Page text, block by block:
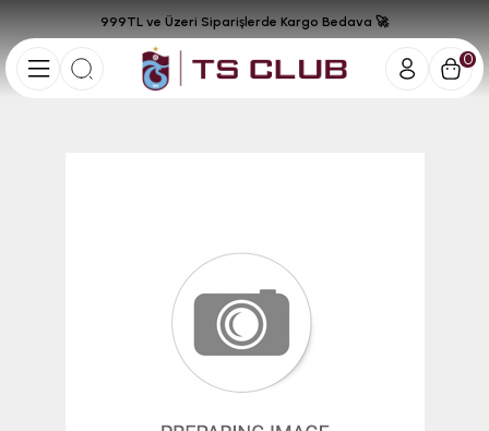
0
999TL ve Üzeri Siparişlerde Kargo Bedava 🚀